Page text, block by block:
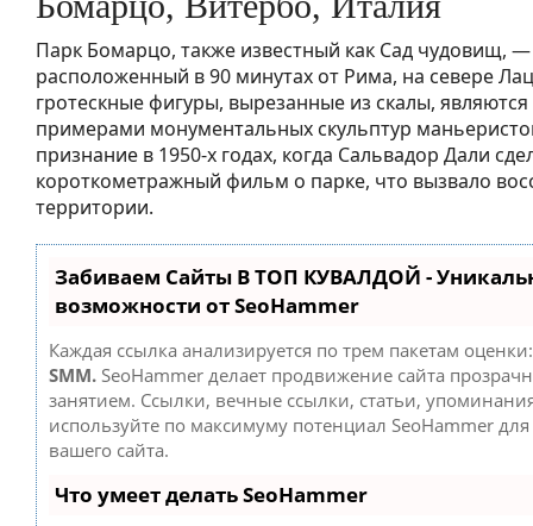
Парк Бомарцо, также известный как Сад чудовищ, —
расположенный в 90 минутах от Рима, на севере
гротескные фигуры, вырезанные из скалы,
примерами монументальных скульптур
признание в 1950-х годах, когда Сальвадор Дали
короткометражный фильм о парке, что вызвало
территории.
Забиваем Сайты В ТОП КУВАЛДОЙ -
возможности от SeoHammer
Каждая ссылка анализируется по трем пакетам
SMM. SeoHammer делает продвижение сайта
занятием. Ссылки, вечные ссылки, статьи,
используйте по максимуму потенциал SeoHammer
вашего сайта.
Что умеет делать SeoHammer